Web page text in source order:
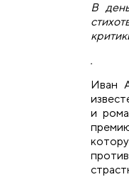
В
Иван
и